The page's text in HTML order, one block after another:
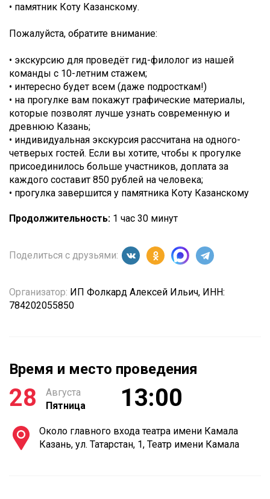
• памятник Коту Казанскому.
Пожалуйста, обратите внимание:
• экскурсию для проведёт гид-филолог из нашей
команды с 10-летним стажем;
• интересно будет всем (даже подросткам!)
• на прогулке вам покажут графические материалы,
которые позволят лучше узнать современную и
древнюю Казань;
• индивидуальная экскурсия рассчитана на одного-
четверых гостей. Если вы хотите, чтобы к прогулке
присоединилось больше участников, доплата за
каждого составит 850 рублей на человека;
• прогулка завершится у памятника Коту Казанскому
Продолжительность: 1 час 30 минут
Поделиться с друзьями:
Организатор: ИП Фолкард Алексей Ильич, ИНН:
784202055850
Время и место проведения
28
Августа
Пятница
13:00
Около главного входа театра имени Камала
Казань, ул. Татарстан, 1, Театр имени Камала